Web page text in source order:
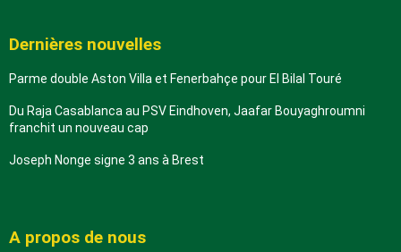
Dernières nouvelles
Parme double Aston Villa et Fenerbahçe pour El Bilal Touré
Du Raja Casablanca au PSV Eindhoven, Jaafar Bouyaghroumni
franchit un nouveau cap
Joseph Nonge signe 3 ans à Brest
A propos de nous